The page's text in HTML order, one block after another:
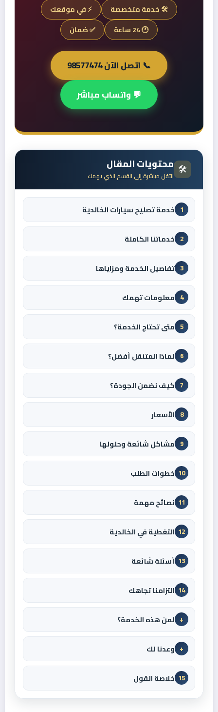
🛠️ خدمة متخصصة
⚡ في موقعك
🕐 24 ساعة
✅ ضمان
📞 اتصل الآن 98577474
💬 واتساب مباشر
🛠️ محتويات المقال
انتقل مباشرة إلى القسم الذي يهمك
1 خدمة تصليح سيارات الخالدية
2 خدماتنا الكاملة
3 تفاصيل الخدمة ومزاياها
4 معلومات تهمك
5 متى تحتاج الخدمة؟
6 لماذا المتنقل أفضل؟
7 كيف نضمن الجودة؟
8 الأسعار
9 مشاكل شائعة وحلولها
10 خطوات الطلب
11 نصائح مهمة
12 التغطية في الخالدية
13 أسئلة شائعة
14 التزامنا تجاهك
+ لمن هذه الخدمة؟
+ وعدنا لك
15 خلاصة القول